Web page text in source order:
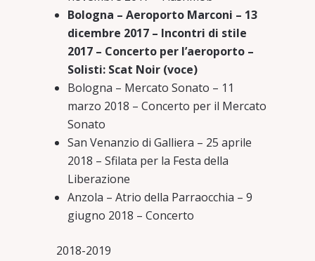
Bologna – Aeroporto Marconi – 13
dicembre 2017 – Incontri di stile
2017 – Concerto per l’aeroporto –
Solisti: Scat Noir (voce)
Bologna – Mercato Sonato – 11
marzo 2018 – Concerto per il Mercato
Sonato
San Venanzio di Galliera – 25 aprile
2018 – Sfilata per la Festa della
Liberazione
Anzola – Atrio della Parraocchia – 9
giugno 2018 – Concerto
2018-2019